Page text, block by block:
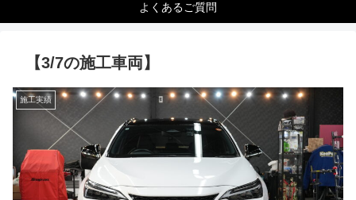
よくあるご質問
【3/7の施工車両】
施工実績